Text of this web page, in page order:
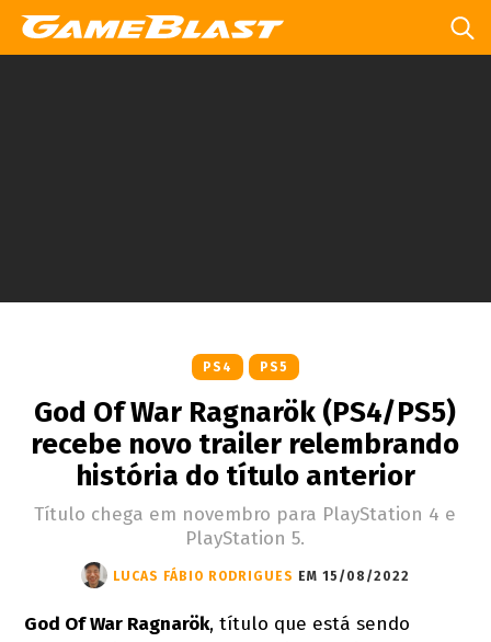
PS4 PS5
God Of War Ragnarök (PS4/PS5)
recebe novo trailer relembrando
história do título anterior
Título chega em novembro para PlayStation 4 e
PlayStation 5.
LUCAS FÁBIO RODRIGUES EM 15/08/2022
God Of War Ragnarök, título que está sendo